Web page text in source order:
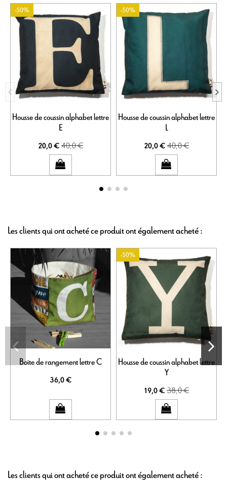
-50%
Housse de coussin alphabet lettre
E
20,0 €40,0 €
-50%
Housse de coussin alphabet lettre
L
20,0 €40,0 €
Les clients qui ont acheté ce produit ont également acheté :
Boite de rangement lettre C
36,0 €
-50%
Housse de coussin alphabet lettre
Y
19,0 €38,0 €
Les clients qui ont acheté ce produit ont également acheté :